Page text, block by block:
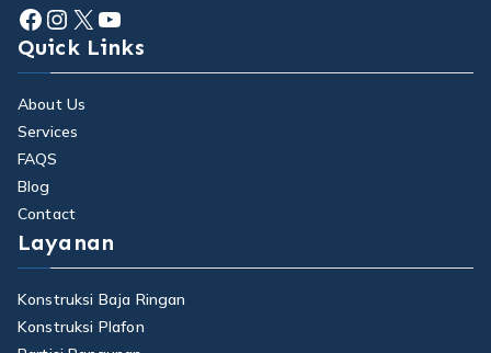
Facebook
Instagram
X YouTube
Quick Links
About Us
Services
FAQS
Blog
Contact
Layanan
Konstruksi Baja Ringan
Konstruksi Plafon